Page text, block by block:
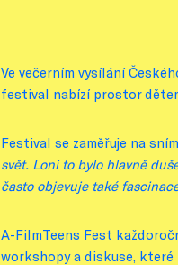
Ve večerním vysílání
festival nabízí prostor
Festival se zaměřuje na
svět. Loni to bylo hlavně
často objevuje také
A-FilmTeens Fest
workshopy a diskuse,